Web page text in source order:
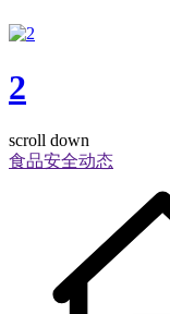
2
scroll down
食品安全动态